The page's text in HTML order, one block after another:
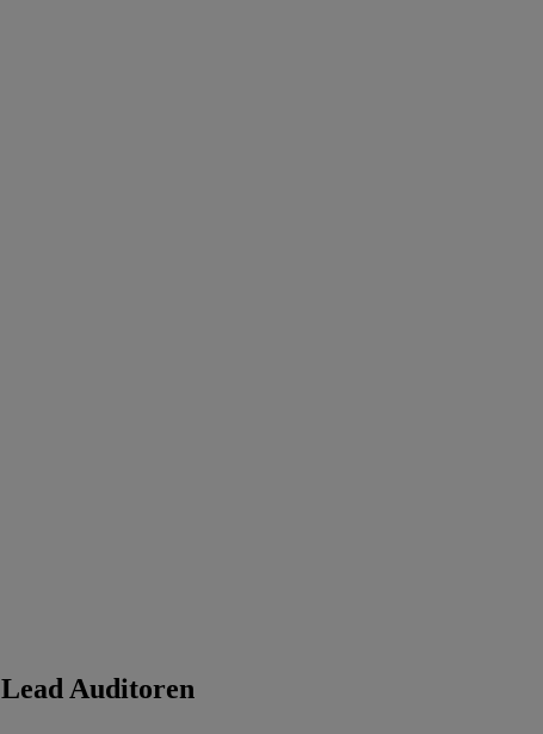
Auditoren